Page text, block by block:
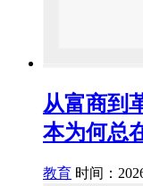
从富商到
本为何总
教育 时间：